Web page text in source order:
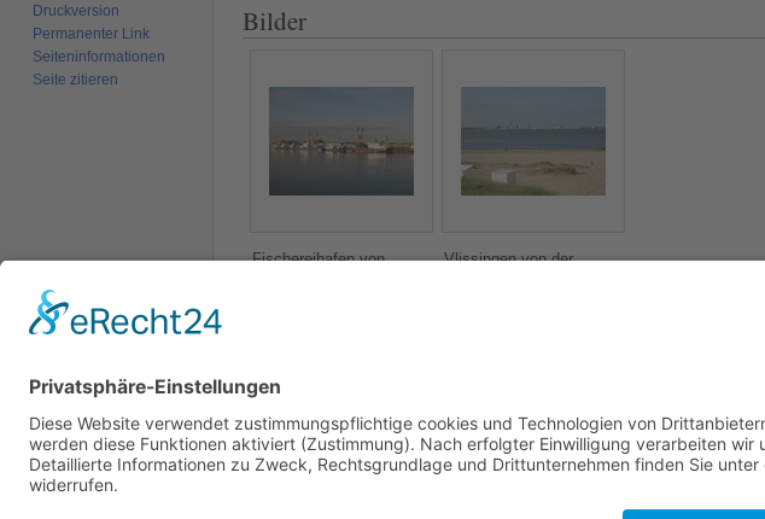
Bilder
Fischereihafen von
Vlissingen von der
Kategorien
Autoren:Argonaut,Axel, Cleanerx,Kanalskipper,Migration,
Druckversion
Permanenter Link
Seiten­­informationen
Seite zitieren